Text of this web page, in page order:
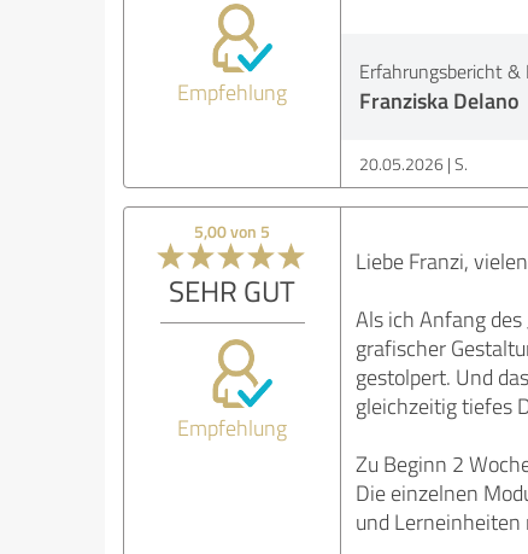
Empfehlung
Erfahrungsbericht &
Franziska Delano
20.05.2026 S.
5,00 von 5
SEHR GUT
Empfehlung
Liebe Franzi,
Als ich Anfang
grafischer
gestolpert. Und
gleichzeitig tiefes
Zu Beginn 2
Die einzelnen
und